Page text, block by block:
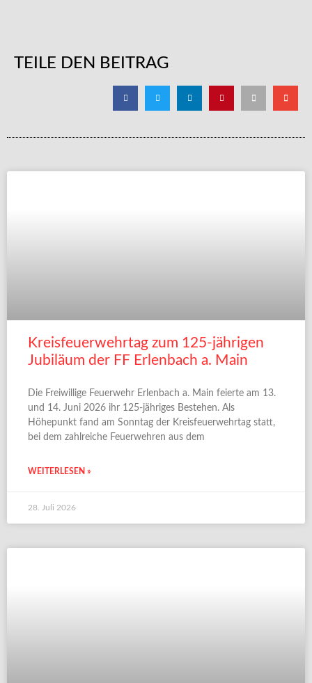
TEILE DEN BEITRAG
Kreisfeuerwehrtag zum 125-jährigen
Jubiläum der FF Erlenbach a. Main
Die Freiwillige Feuerwehr Erlenbach a. Main feierte am 13.
und 14. Juni 2026 ihr 125-jähriges Bestehen. Als
Höhepunkt fand am Sonntag der Kreisfeuerwehrtag statt,
bei dem zahlreiche Feuerwehren aus dem
WEITERLESEN »
28. Juli 2026